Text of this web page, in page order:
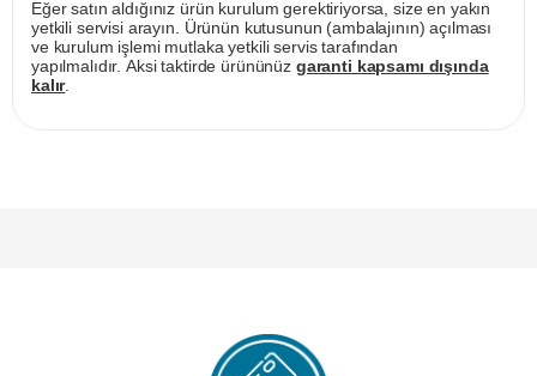
Eğer satın aldığınız ürün kurulum gerektiriyorsa, size en yakın
yetkili servisi arayın. Ürünün kutusunun (ambalajının) açılması
ve kurulum işlemi mutlaka yetkili servis tarafından
yapılmalıdır. Aksi taktirde ürününüz garanti kapsamı dışında
kalır.